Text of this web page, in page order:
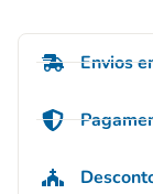
Envios